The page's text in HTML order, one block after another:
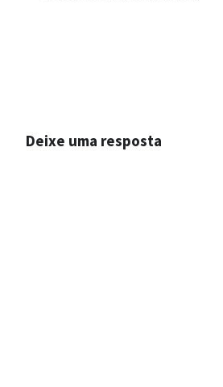
Deixe uma resposta